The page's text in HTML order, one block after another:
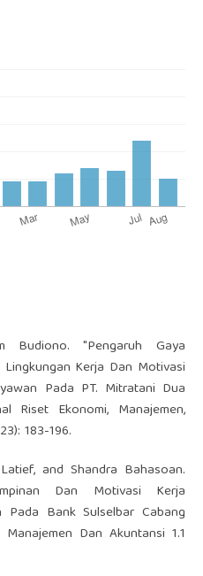
Budiono. "Pengaruh Gaya
Kerja Dan Motivasi
Pada PT. Mitratani Dua
Riset Ekonomi, Manajemen,
183-196.
and Shandra Bahasoan.
Dan Motivasi Kerja
Pada Bank Sulselbar Cabang
Dan Akuntansi 1.1